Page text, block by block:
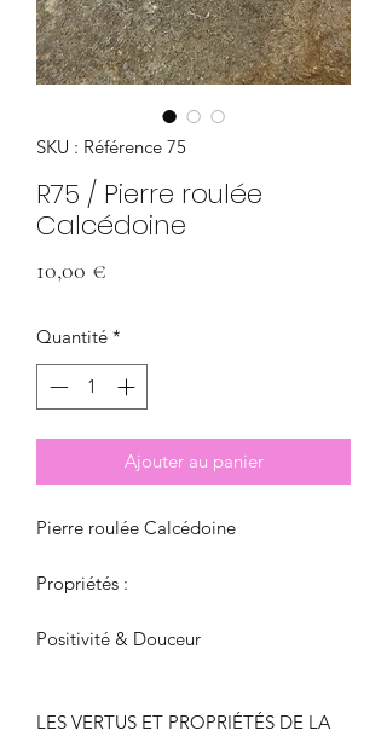
SKU : Référence 75
R75 / Pierre roulée
Calcédoine
10,00 €
Quantité *
Ajouter au panier
Pierre roulée Calcédoine
Propriétés :
Positivité & Douceur
LES VERTUS ET PROPRIÉTÉS DE LA